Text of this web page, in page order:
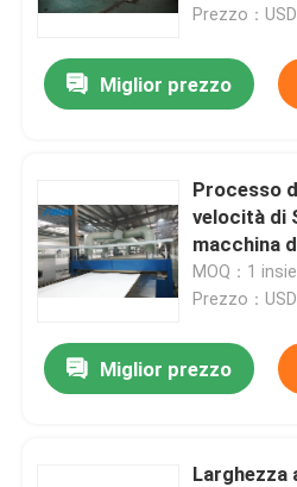
Prezzo：
Miglior prezzo
Processo
velocità di
macchina
dell'olio
MOQ：1
Prezzo：
Miglior prezzo
Larghezza